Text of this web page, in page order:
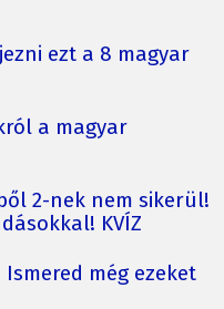
ezt a 8 magyar
a magyar
2-nek nem sikerül!
KVÍZ
Ismered még ezeket